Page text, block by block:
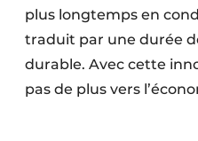
plus longtemps en
traduit par une durée
durable. Avec cette
pas de plus vers